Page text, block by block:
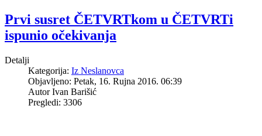
Prvi susret ČETVRTkom u ČETVRTi
ispunio očekivanja
Detalji
Kategorija: Iz Neslanovca
Objavljeno: Petak, 16. Rujna 2016. 06:39
AutorIvan Barišić
Pregledi: 3306